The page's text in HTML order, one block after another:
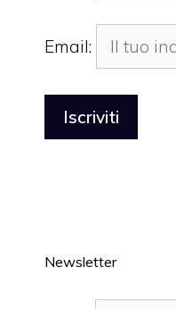
Email:
Newsletter